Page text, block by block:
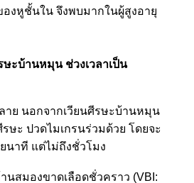
องหูชั้นใน จึงพบมากในผู้สูงอายุ
ษะบ้านหมุน ช่วงเวลาเป็น
าย นอกจากเวียนศีรษะบ้านหมุน
ษะ ปวดไมเกรนร่วมด้วย โดยจะ
นาท ี แต่ไม่ถึงชั่วโมง
นสมองขาดเลือดชั่วคราว (VBI: